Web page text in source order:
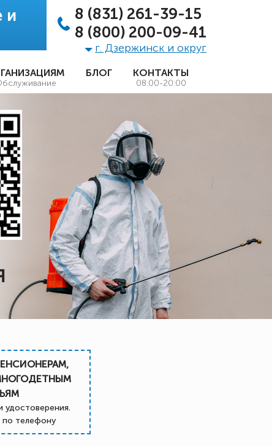
и
8 (831) 261-39-15
8 (800) 200-09-41
г. Дзержинск и округ
БЛОГ КОНТАКТЫ
08:00-20:00
удостоверения.
телефону